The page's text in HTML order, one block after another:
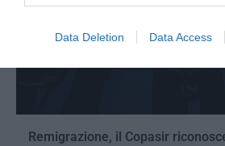
Data Deletion Data Access
Remigrazione, il Copasir